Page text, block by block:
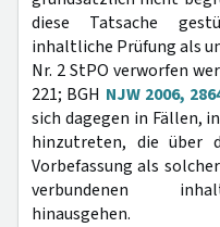
diese Tatsache
inhaltliche Prüfung als
Nr. 2 StPO verworfen
221; BGH NJW 2006,
sich dagegen in Fällen,
hinzutreten, die über
Vorbefassung als
verbundenen
hinausgehen.